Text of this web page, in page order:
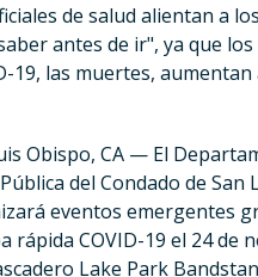
de salud alientan a
antes de ir", ya que los
19, las muertes, aumentan
Obispo, CA — El
del Condado de San
eventos emergentes
rápida COVID-19 el 24 de
Lake Park